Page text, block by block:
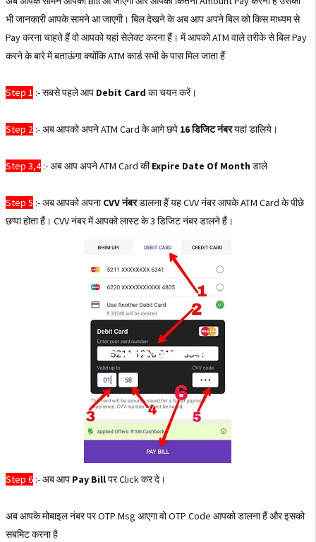
भी जानकारी आपके सामने आ जाएगी। बिल देखने के अब आप अपने बिल को किस माध्यम से
Pay करना चाहते हैं वो आपको यहां सेलेक्ट करना हैं। में आपको ATM वाले तरीके से बिल Pay
करने के बारे में बताऊंगा क्योंकि ATM कार्ड सभी के पास मिल जाता हैं
Step 1 :- सबसे पहले आप Debit Card का चयन करें।
Step 2 :- अब आपको अपने ATM Card के आगे छपे 16 डिजिट नंबरयहां डालिये।
Step 3,4 :- अब आप अपने ATM Card कीExpire Date Of Month डाले
Step 5 :- अब आपको अपनाCVV नंबरडालना हैं यह CVV नंबर आपके ATM Card के पीछे
छप्पा होता हैं। CVV नंबर में आपको लास्ट के 3 डिजिट नंबर डालने हैं।
Step 6 :- अब आप Pay Billपर Click कर दे।
अब आपके मोबाइल नंबर पर OTP Msg आएगा वो OTP Code आपको डालना हैं और इसको
सबमिट करना है